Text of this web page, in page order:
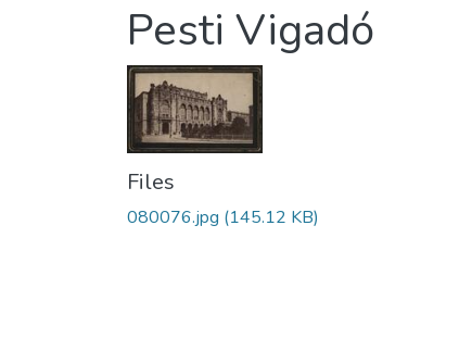
Pesti Vigadó
Files
080076.jpg (145.12 KB)